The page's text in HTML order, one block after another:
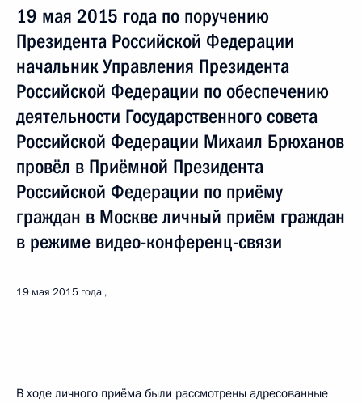
19 мая 2015 года по поручению
Президента Российской Федерации
начальник Управления Президента
Российской Федерации по обеспечению
деятельности Государственного совета
Российской Федерации Михаил Брюханов
провёл в Приёмной Президента
Российской Федерации по приёму
граждан в Москве личный приём граждан
в режиме видео-конференц-связи
19 мая 2015 года
В ходе личного приёма были рассмотрены адресованные